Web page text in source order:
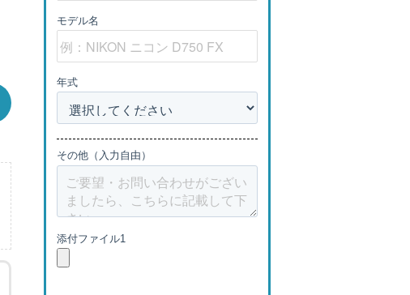
モデル名
年式
その他（入力自由）
添付ファイル1